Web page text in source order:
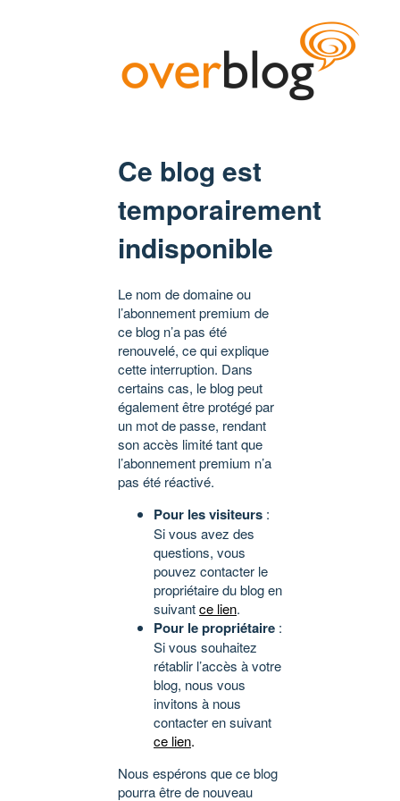
Ce blog est
temporairement
indisponible
Le nom de domaine ou
l’abonnement premium de
ce blog n’a pas été
renouvelé, ce qui explique
cette interruption. Dans
certains cas, le blog peut
également être protégé par
un mot de passe, rendant
son accès limité tant que
l’abonnement premium n’a
pas été réactivé.
Pour les visiteurs :
Si vous avez des
questions, vous
pouvez contacter le
propriétaire du blog en
suivantce lien.
Pour le propriétaire :
Si vous souhaitez
rétablir l’accès à votre
blog, nous vous
invitons à nous
contacter en suivant
ce lien.
Nous espérons que ce blog
pourra être de nouveau